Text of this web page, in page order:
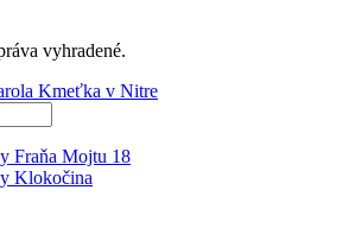
vyhradené.
Fraňa Mojtu 18
Klokočina